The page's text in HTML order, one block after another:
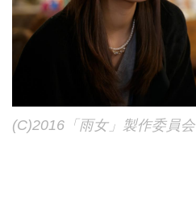
(C)2016「雨女」製作委員会